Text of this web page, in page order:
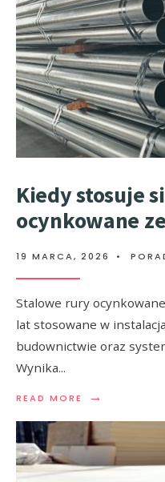
Kiedy stosuje
ocynkowane
19 MARCA, 2026 •
Stalowe rury
lat stosowane w
budownictwie oraz
Wynika...
READ MORE →